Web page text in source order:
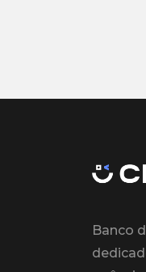
Banco